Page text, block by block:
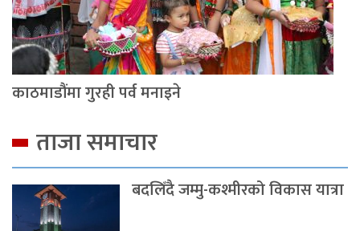
काठमाडौंमा गुरही पर्व मनाइने
ताजा समाचार
बदलिँदै जम्मु-कश्मीरको विकास यात्रा